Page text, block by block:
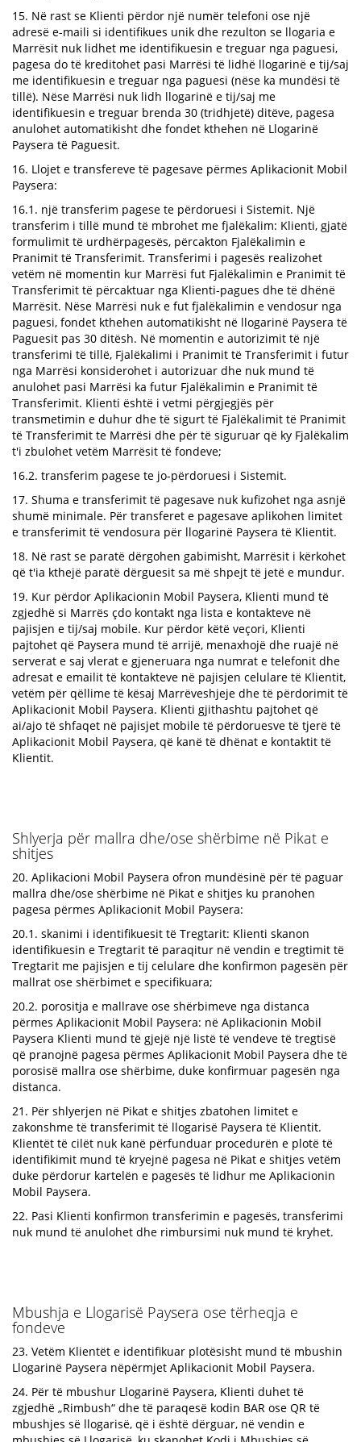
15. Në rast se Klienti përdor një numër telefoni ose një
adresë e-maili si identifikues unik dhe rezulton se llogaria e
Marrësit nuk lidhet me identifikuesin e treguar nga paguesi,
pagesa do të kreditohet pasi Marrësi të lidhë llogarinë e tij/saj
me identifikuesin e treguar nga paguesi (nëse ka mundësi të
tillë). Nëse Marrësi nuk lidh llogarinë e tij/saj me
identifikuesin e treguar brenda 30 (tridhjetë) ditëve, pagesa
anulohet automatikisht dhe fondet kthehen në Llogarinë
Paysera të Paguesit.
16. Llojet e transfereve të pagesave përmes Aplikacionit Mobil
Paysera:
16.1. një transferim pagese te përdoruesi i Sistemit. Një
transferim i tillë mund të mbrohet me fjalëkalim: Klienti, gjatë
formulimit të urdhërpagesës, përcakton Fjalëkalimin e
Pranimit të Transferimit. Transferimi i pagesës realizohet
vetëm në momentin kur Marrësi fut Fjalëkalimin e Pranimit të
Transferimit të përcaktuar nga Klienti-pagues dhe të dhënë
Marrësit. Nëse Marrësi nuk e fut fjalëkalimin e vendosur nga
paguesi, fondet kthehen automatikisht në llogarinë Paysera të
Paguesit pas 30 ditësh. Në momentin e autorizimit të një
transferimi të tillë, Fjalëkalimi i Pranimit të Transferimit i futur
nga Marrësi konsiderohet i autorizuar dhe nuk mund të
anulohet pasi Marrësi ka futur Fjalëkalimin e Pranimit të
Transferimit. Klienti është i vetmi përgjegjës për
transmetimin e duhur dhe të sigurt të Fjalëkalimit të Pranimit
të Transferimit te Marrësi dhe për të siguruar që ky Fjalëkalim
t'i zbulohet vetëm Marrësit të fondeve;
16.2. transferim pagese te jo-përdoruesi i Sistemit.
17. Shuma e transferimit të pagesave nuk kufizohet nga asnjë
shumë minimale. Për transferet e pagesave aplikohen limitet
e transferimit të vendosura për llogarinë Paysera të Klientit.
18. Në rast se paratë dërgohen gabimisht, Marrësit i kërkohet
që t'ia kthejë paratë dërguesit sa më shpejt të jetë e mundur.
19. Kur përdor Aplikacionin Mobil Paysera, Klienti mund të
zgjedhë si Marrës çdo kontakt nga lista e kontakteve në
pajisjen e tij/saj mobile. Kur përdor këtë veçori, Klienti
pajtohet që Paysera mund të arrijë, menaxhojë dhe ruajë në
serverat e saj vlerat e gjeneruara nga numrat e telefonit dhe
adresat e emailit të kontakteve në pajisjen celulare të Klientit,
vetëm për qëllime të kësaj Marrëveshjeje dhe të përdorimit të
Aplikacionit Mobil Paysera. Klienti gjithashtu pajtohet që
ai/ajo të shfaqet në pajisjet mobile të përdoruesve të tjerë të
Aplikacionit Mobil Paysera, që kanë të dhënat e kontaktit të
Klientit.
Shlyerja për mallra dhe/ose shërbime në Pikat e
shitjes
20. Aplikacioni Mobil Paysera ofron mundësinë për të paguar
mallra dhe/ose shërbime në Pikat e shitjes ku pranohen
pagesa përmes Aplikacionit Mobil Paysera:
20.1. skanimi i identifikuesit të Tregtarit: Klienti skanon
identifikuesin e Tregtarit të paraqitur në vendin e tregtimit të
Tregtarit me pajisjen e tij celulare dhe konfirmon pagesën për
mallrat ose shërbimet e specifikuara;
20.2. porositja e mallrave ose shërbimeve nga distanca
përmes Aplikacionit Mobil Paysera: në Aplikacionin Mobil
Paysera Klienti mund të gjejë një listë të vendeve të tregtisë
që pranojnë pagesa përmes Aplikacionit Mobil Paysera dhe të
porosisë mallra ose shërbime, duke konfirmuar pagesën nga
distanca.
21. Për shlyerjen në Pikat e shitjes zbatohen limitet e
zakonshme të transferimit të llogarisë Paysera të Klientit.
Klientët të cilët nuk kanë përfunduar procedurën e plotë të
identifikimit mund të kryejnë pagesa në Pikat e shitjes vetëm
duke përdorur kartelën e pagesës të lidhur me Aplikacionin
Mobil Paysera.
22. Pasi Klienti konfirmon transferimin e pagesës, transferimi
nuk mund të anulohet dhe rimbursimi nuk mund të kryhet.
Mbushja e Llogarisë Paysera ose tërheqja e
fondeve
23. Vetëm Klientët e identifikuar plotësisht mund të mbushin
Llogarinë Paysera nëpërmjet Aplikacionit Mobil Paysera.
24. Për të mbushur Llogarinë Paysera, Klienti duhet të
zgjedhë „Rimbush“ dhe të paraqesë kodin BAR ose QR të
mbushjes së llogarisë, që i është dërguar, në vendin e